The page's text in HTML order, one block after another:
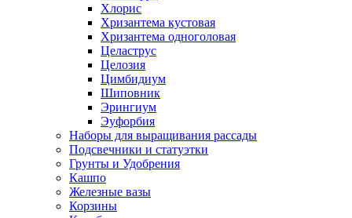
Хлорис
Хризантема кустовая
Хризантема одноголовая
Целаструс
Целозия
Цимбидиум
Шиповник
Эрингиум
Эуфорбия
Наборы для выращивания рассады
Подсвечники и статуэтки
Грунты и Удобрения
Кашпо
Железные вазы
Корзины